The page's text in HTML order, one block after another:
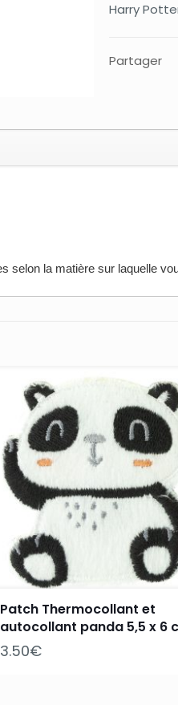
Harry
Partager
selon la matière sur laquelle
Patch Thermocollant et
autocollant panda 5,5 x 6
3.50€